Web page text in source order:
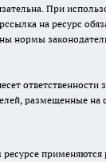
При
на ресурс
нормы
ответственности
размещенные на
применяются